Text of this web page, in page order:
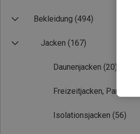
Bekleidung (494)
Jacken (167)
Daunenjacken (20)
Freizeitjacken, Parkas
Isolationsjacken (56)